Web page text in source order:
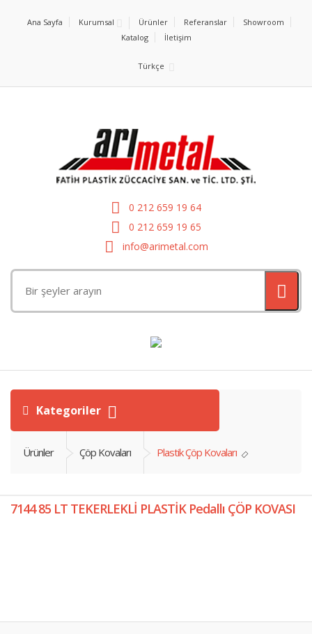
Ana Sayfa Kurumsal Ürünler Referanslar
Showroom
Katalog
İletişim
Türkçe
0 212 659 19 64
0 212 659 19 65
info@arimetal.com
Kategoriler
Ürünler Çöp Kovaları Plastik Çöp Kovaları
7144 85 LT TEKERLEKLİ PLASTİK Pedallı ÇÖP KOVASI